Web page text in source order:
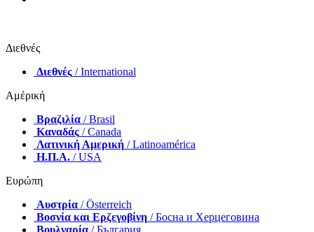
Διεθνές
Διεθνές / International
Αμέρική
Βραζιλία / Brasil
Καναδάς / Canada
Λατινική Αμερική / Latinoamérica
Η.Π.Α. / USA
Ευρώπη
Αυστρία / Österreich
Βοσνία και Ερζεγοβίνη / Босна и Херцеговина